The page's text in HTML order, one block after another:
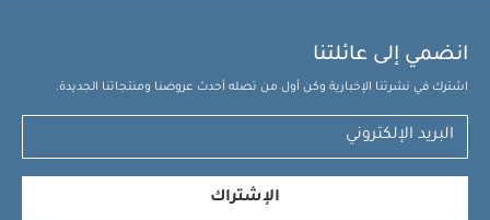
انضمي إلى عائلتنا
اشترك في نشرتنا الإخبارية وكن أول من تصله أحدث عروضنا ومنتجاتنا الجديدة.
الإشتراك